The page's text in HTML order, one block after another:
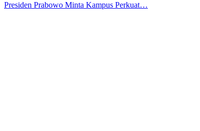
Presiden Prabowo Minta Kampus Perkuat…